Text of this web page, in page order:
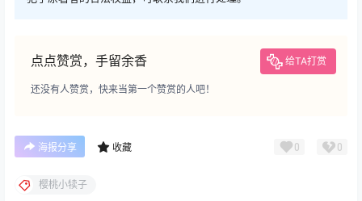
点点赞赏，手留余香 给TA打赏
还没有人赞赏，快来当第一个赞赏的人吧！
海报分享 收藏 0 0
樱桃小犊子